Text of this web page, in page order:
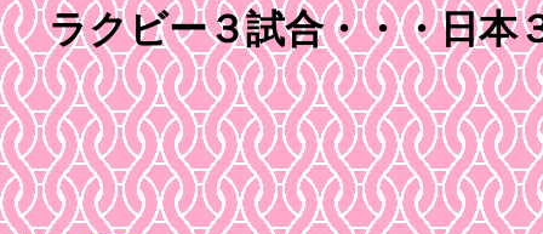
ラクビー３試合・・・日本